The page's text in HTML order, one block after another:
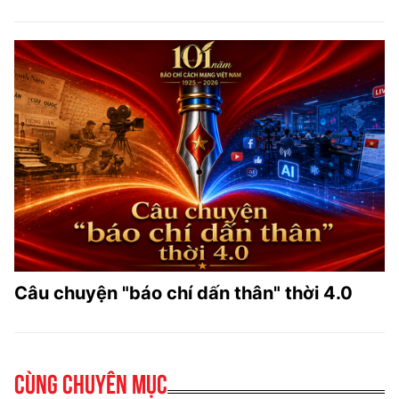
Câu chuyện "báo chí dấn thân" thời 4.0
Cùng chuyên mục